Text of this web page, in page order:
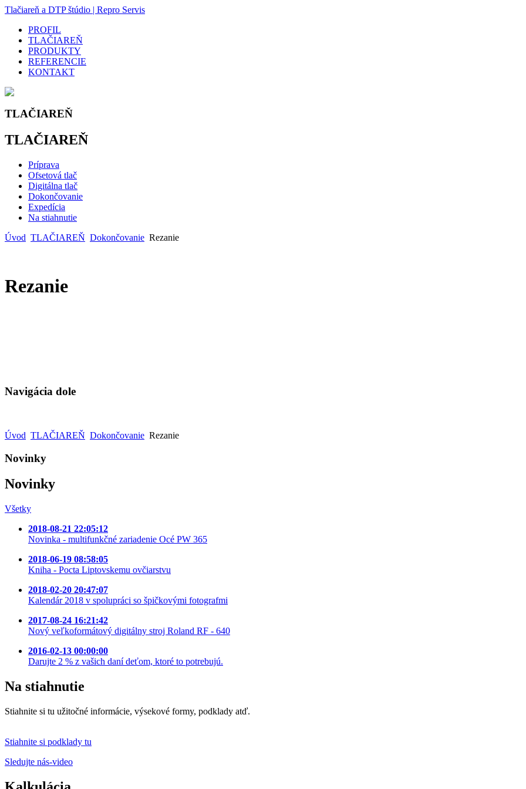
Tlačiareň a DTP štúdio | Repro Servis
PROFIL
TLAČIAREŇ
PRODUKTY
REFERENCIE
KONTAKT
TLAČIAREŇ
TLAČIAREŇ
Príprava
Ofsetová tlač
Digitálna tlač
Dokončovanie
Expedícia
Na stiahnutie
Úvod TLAČIAREŇ Dokončovanie Rezanie
Rezanie
Navigácia dole
Úvod TLAČIAREŇ Dokončovanie Rezanie
Novinky
Novinky
Všetky
2018-08-21 22:05:12
Novinka - multifunkčné zariadenie Océ PW 365
2018-06-19 08:58:05
Kniha - Pocta Liptovskemu ovčiarstvu
2018-02-20 20:47:07
Kalendár 2018 v spolupráci so špičkovými fotografmi
2017-08-24 16:21:42
Nový veľkoformátový digitálny stroj Roland RF - 640
2016-02-13 00:00:00
Darujte 2 % z vašich daní deťom, ktoré to potrebujú.
Na stiahnutie
Stiahnite si tu užitočné informácie, výsekové formy, podklady atď.
Stiahnite si podklady tu
Sledujte nás-video